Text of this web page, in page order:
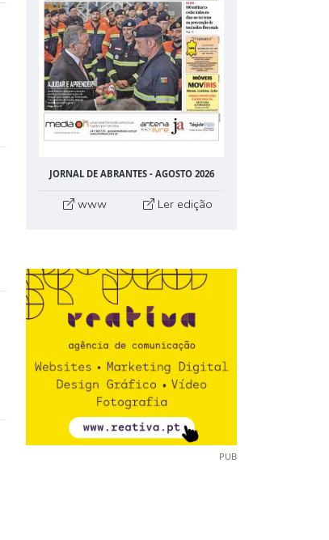
JORNAL DE ABRANTES - AGOSTO 2026
www Ler edição
PUB